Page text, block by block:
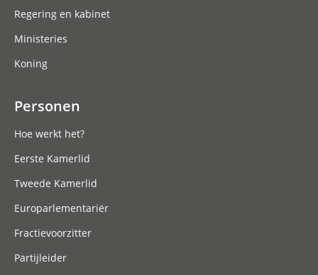
Regering en kabinet
Ministeries
Koning
Personen
Hoe werkt het?
Eerste Kamerlid
Tweede Kamerlid
Europarlementariër
Fractievoorzitter
Partijleider